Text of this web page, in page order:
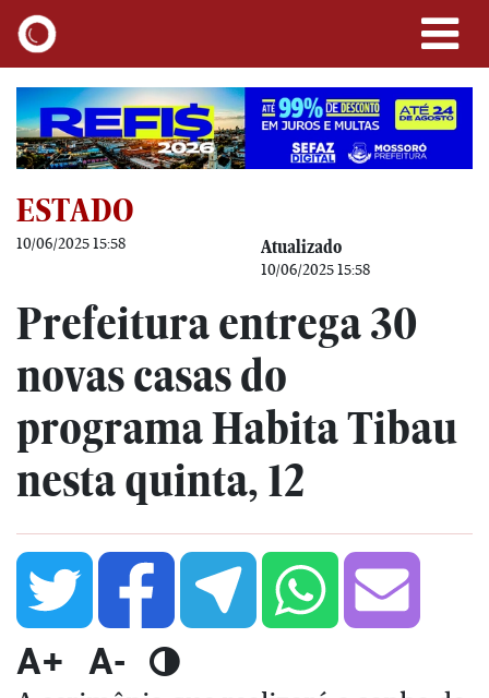
ESTADO
10/06/2025 15:58 Atualizado
10/06/2025 15:58
Prefeitura entrega 30
novas casas do
programa Habita Tibau
nesta quinta, 12
A+ A-